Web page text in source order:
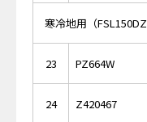
寒冷地用（
23 PZ664W
24 Z420467